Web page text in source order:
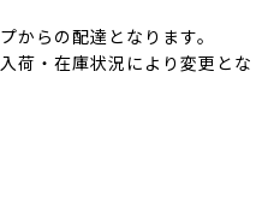
からの配達となります。
荷・在庫状況により変更とな